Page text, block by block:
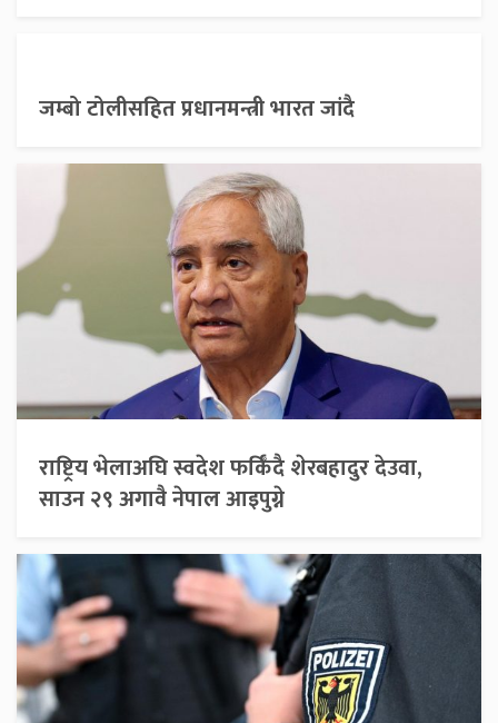
जम्बो टोलीसहित प्रधानमन्त्री भारत जांदै
राष्ट्रिय भेलाअघि स्वदेश फर्किँदै शेरबहादुर देउवा,
साउन २९ अगावै नेपाल आइपुग्ने